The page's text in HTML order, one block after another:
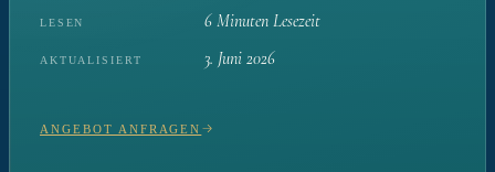
LESEN 6 Minuten Lesezeit
AKTUALISIERT 3. Juni 2026
ANGEBOT ANFRAGEN